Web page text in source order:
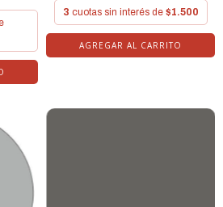
3 cuotas sin interés de $1.500